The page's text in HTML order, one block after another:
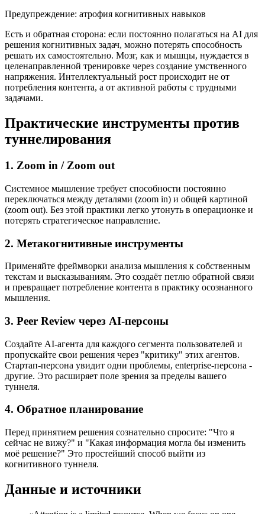
Предупреждение: атрофия когнитивных навыков
Есть и обратная сторона: если постоянно полагаться на AI для
решения когнитивных задач, можно потерять способность
решать их самостоятельно. Мозг, как и мышцы, нуждается в
целенаправленной тренировке через создание умственного
напряжения. Интеллектуальный рост происходит не от
потребления контента, а от активной работы с трудными
задачами.
Практические инструменты против
туннелирования
1. Zoom in / Zoom out
Системное мышление требует способности постоянно
переключаться между деталями (zoom in) и общей картиной
(zoom out). Без этой практики легко утонуть в операционке и
потерять стратегическое направление.
2. Метакогнитивные инструменты
Применяйте фреймворки анализа мышления к собственным
текстам и высказываниям. Это создаёт петлю обратной связи
и превращает потребление контента в практику осознанного
мышления.
3. Peer Review через AI-персоны
Создайте AI-агента для каждого сегмента пользователей и
пропускайте свои решения через "критику" этих агентов.
Стартап-персона увидит одни проблемы, enterprise-персона -
другие. Это расширяет поле зрения за пределы вашего
туннеля.
4. Обратное планирование
Перед принятием решения сознательно спросите: "Что я
сейчас не вижу?" и "Какая информация могла бы изменить
моё решение?" Это простейший способ выйти из
когнитивного туннеля.
Данные и источники